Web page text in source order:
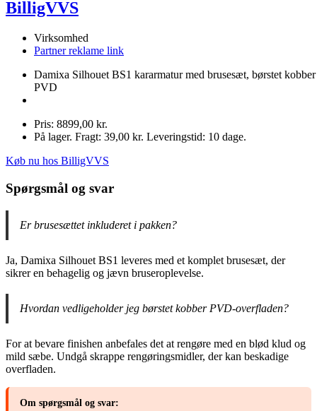
BilligVVS
Virksomhed
Partner reklame link
Damixa Silhouet BS1 kararmatur med brusesæt, børstet kobber
PVD
Pris: 8899,00 kr.
På lager. Fragt: 39,00 kr. Leveringstid: 10 dage.
Køb nu hos BilligVVS
Spørgsmål og svar
Er brusesættet inkluderet i pakken?
Ja, Damixa Silhouet BS1 leveres med et komplet brusesæt, der
sikrer en behagelig og jævn bruseroplevelse.
Hvordan vedligeholder jeg børstet kobber PVD-overfladen?
For at bevare finishen anbefales det at rengøre med en blød klud og
mild sæbe. Undgå skrappe rengøringsmidler, der kan beskadige
overfladen.
Om spørgsmål og svar: